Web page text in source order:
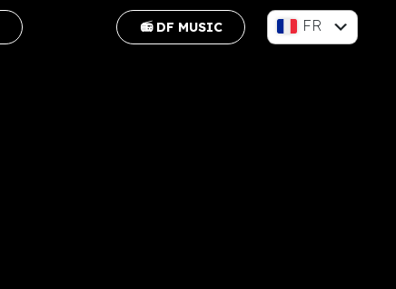
📻 DF MUSIC
FR